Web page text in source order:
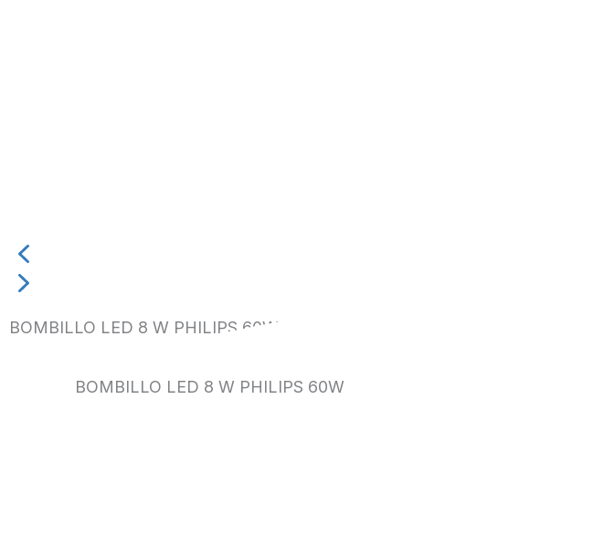
BOMBILLO LED 8 W PHILIPS 60W
BOMBILLO LED 8 W PHILIPS 60W